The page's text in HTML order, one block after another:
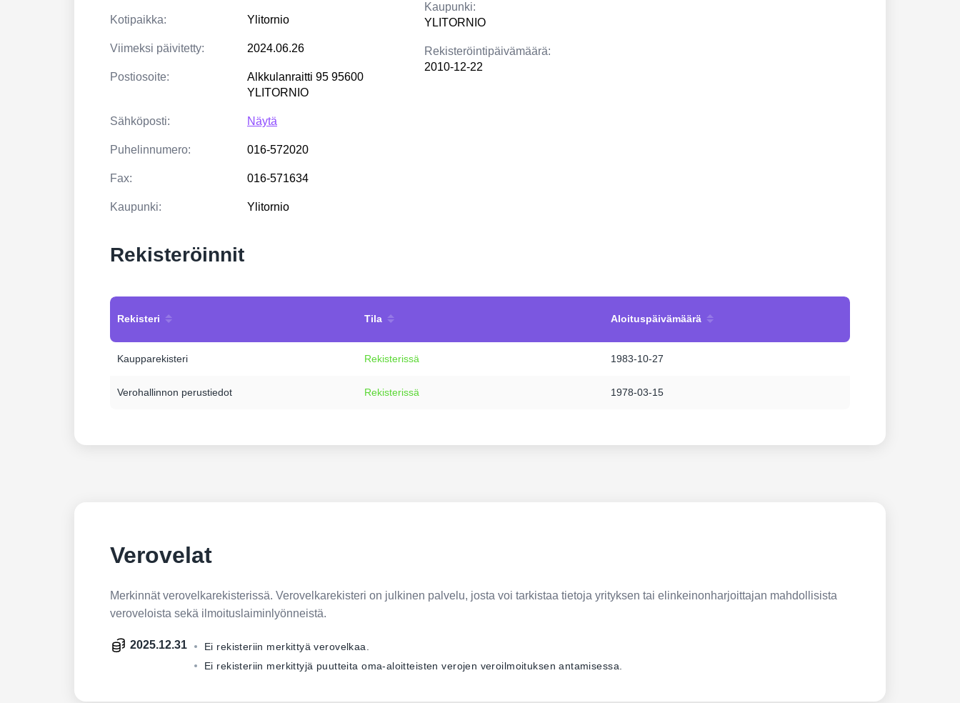
Kotipaikka: Ylitornio
Viimeksi päivitetty: 2024.06.26
Postiosoite:
Alkkulanraitti 95 95600
YLITORNIO
Sähköposti: Näytä
Puhelinnumero: 016-572020
Fax: 016-571634
Kaupunki: Ylitornio
Kaupunki:
YLITORNIO
Rekisteröintipäivämäärä:
2010-12-22
Rekisteröinnit
Rekisteri Tila Aloituspäivämäärä
Kaupparekisteri Rekisterissä 1983-10-27
Verohallinnon perustiedot Rekisterissä 1978-03-15
Verovelat
Merkinnät verovelkarekisterissä. Verovelkarekisteri on julkinen palvelu, josta voi tarkistaa tietoja yrityksen tai elinkeinonharjoittajan mahdollisista
veroveloista sekä ilmoituslaiminlyönneistä.
2025.12.31
Ei rekisteriin merkittyä verovelkaa.
Ei rekisteriin merkittyjä puutteita oma-aloitteisten verojen veroilmoituksen antamisessa.